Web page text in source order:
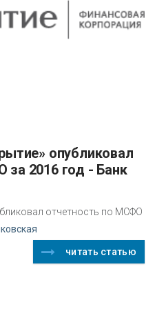
2016 год - Банк
отчетность по МСФО
читать статью